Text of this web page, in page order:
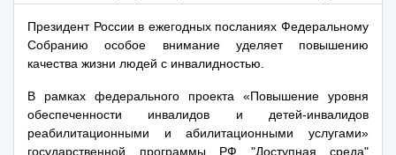
Президент России в ежегодных посланиях Федеральному
Собранию особое внимание уделяет повышению
качества жизни людей с инвалидностью.
В рамках федерального проекта «Повышение уровня
обеспеченности инвалидов и детей-инвалидов
реабилитационными и абилитационными услугами»
государственной программы РФ "Доступная среда"